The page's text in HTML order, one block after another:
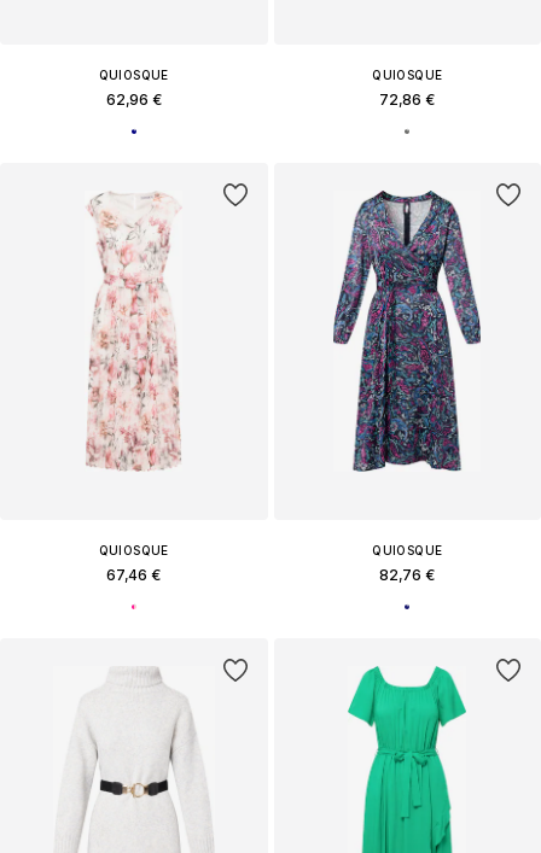
QUIOSQUE
62,96 €
QUIOSQUE
72,86 €
QUIOSQUE
67,46 €
QUIOSQUE
82,76 €